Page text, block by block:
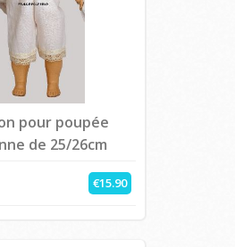
pour poupée
de 25/26cm
€15.90